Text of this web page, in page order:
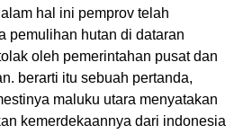
hal ini pemprov telah
pemulihan hutan di dataran
oleh pemerintahan pusat dan
berarti itu sebuah pertanda,
maluku utara menyatakan
kemerdekaannya dari indonesia